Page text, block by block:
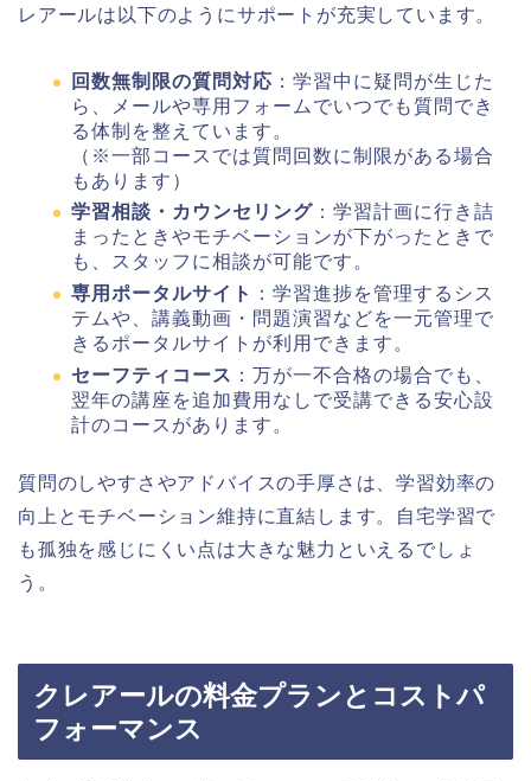
レアールは以下のようにサポートが充実しています。
回数無制限の質問対応 ：学習中に疑問が生じた
ら、メールや専用フォームでいつでも質問でき
る体制を整えています。
（※一部コースでは質問回数に制限がある場合
もあります）
学習相談・カウンセリング ：学習計画に行き詰
まったときやモチベーションが下がったときで
も、スタッフに相談が可能です。
専用ポータルサイト
：学習進捗を管理するシス
テムや、講義動画・問題演習などを一元管理で
きるポータルサイトが利用できます。
セーフティコース ：万が一不合格の場合でも、
翌年の講座を追加費用なしで受講できる安心設
計のコースがあります。
質問のしやすさやアドバイスの手厚さは、学習効率の
向上とモチベーション維持に直結します。自宅学習で
も孤独を感じにくい点は大きな魅力といえるでしょ
う。
クレアールの料金プランとコストパ
フォーマンス